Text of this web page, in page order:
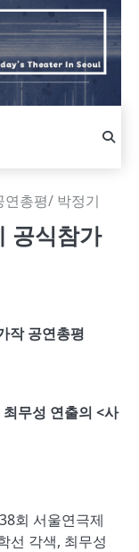
총평/ 박정기
공식참가
작 공연총평
최무성 연출의 <사
회 서울연극제
선 각색, 최무성